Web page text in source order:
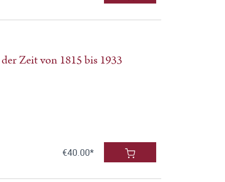
Zeit von 1815 bis 1933
€40.00*